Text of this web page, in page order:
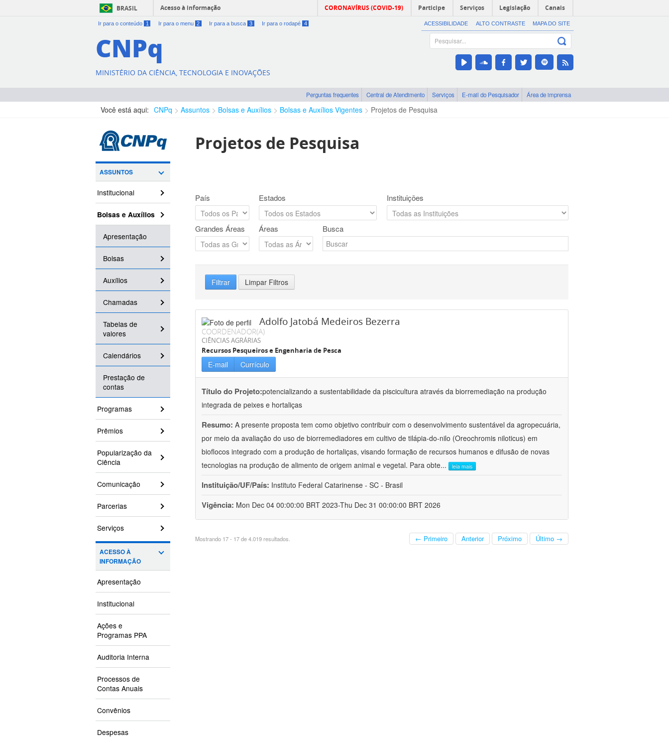
BRASIL Acesso à informação CORONAVÍRUS (COVID-19) Participe Serviços Legislação Canais
Ir para o conteúdo 1 Ir para o menu 2 Ir para a busca 3 Ir para o rodapé 4 ACESSIBILIDADE ALTO CONTRASTE MAPA DO SITE
CNPq
MINISTÉRIO DA CIÊNCIA, TECNOLOGIA E INOVAÇÕES
Perguntas frequentes Central de Atendimento Serviços E-mail do Pesquisador Área de imprensa
Você está aqui: CNPq Assuntos Bolsas e Auxílios Bolsas e Auxílios Vigentes Projetos de Pesquisa
ASSUNTOS
Institucional
Bolsas e Auxílios
Apresentação
Bolsas
Auxílios
Chamadas
Tabelas de
valores
Calendários
Prestação de
contas
Programas
Prêmios
Popularização da
Ciência
Comunicação
Parcerias
Serviços
ACESSO À
INFORMAÇÃO
Apresentação
Institucional
Ações e
Programas PPA
Auditoria Interna
Processos de
Contas Anuais
Convênios
Despesas
Projetos de Pesquisa
País Estados Instituições
Grandes Áreas Áreas Busca
Filtrar Limpar Filtros
Adolfo Jatobá Medeiros Bezerra
COORDENADOR(A)
CIÊNCIAS AGRÁRIAS
Recursos Pesqueiros e Engenharia de Pesca
E-mail Currículo
Título do Projeto:potencializando a sustentabilidade da piscicultura através da biorremediação na produção
integrada de peixes e hortaliças
Resumo: A presente proposta tem como objetivo contribuir com o desenvolvimento sustentável da agropecuária,
por meio da avaliação do uso de biorremediadores em cultivo de tilápia-do-nilo (Oreochromis niloticus) em
bioflocos integrado com a produção de hortaliças, visando formação de recursos humanos e difusão de novas
tecnologias na produção de alimento de origem animal e vegetal. Para obte... leia mais
Instituição/UF/País: Instituto Federal Catarinense - SC - Brasil
Vigência: Mon Dec 04 00:00:00 BRT 2023-Thu Dec 31 00:00:00 BRT 2026
Mostrando 17 - 17 de 4.019 resultados. ← Primeiro Anterior Próximo Último →